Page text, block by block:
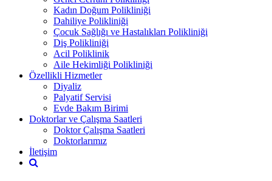
Kadın Doğum Polikliniği
Dahiliye Polikliniği
Çocuk Sağlığı ve Hastalıkları Polikliniği
Diş Polikliniği
Acil Poliklinik
Aile Hekimliği Polikliniği
Özellikli Hizmetler
Diyaliz
Palyatif Servisi
Evde Bakım Birimi
Doktorlar ve Çalışma Saatleri
Doktor Çalışma Saatleri
Doktorlarımız
İletişim